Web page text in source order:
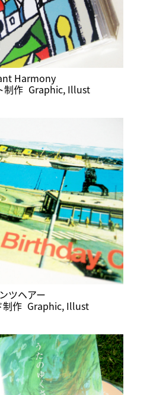
Harmony
制作 Graphic, Illust
ツヘアー
制作 Graphic, Illust